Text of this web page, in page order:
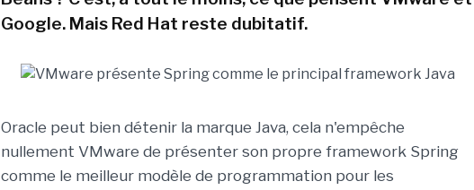
Google. Mais Red Hat reste dubitatif.
Oracle peut bien détenir la marque Java, cela n'empêche
nullement VMware de présenter son propre framework Spring
comme le meilleur modèle de programmation pour les